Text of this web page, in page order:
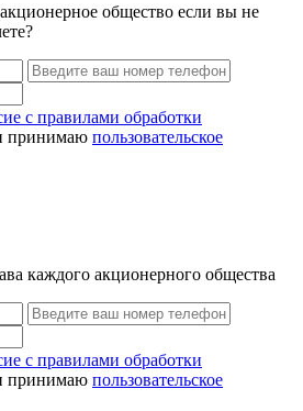
общество если вы не
с правилами обработки
принимаю пользовательское
каждого акционерного общества
с правилами обработки
принимаю пользовательское